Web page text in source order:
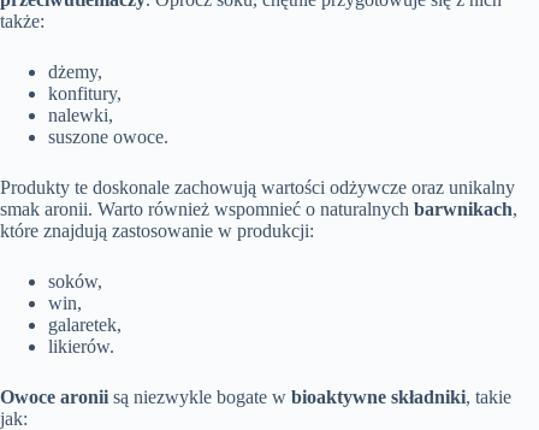
także:
dżemy,
konfitury,
nalewki,
suszone owoce.
Produkty te doskonale zachowują wartości odżywcze oraz unikalny
smak aronii. Warto również wspomnieć o naturalnych barwnikach,
które znajdują zastosowanie w produkcji:
soków,
win,
galaretek,
likierów.
Owoce aronii są niezwykle bogate w bioaktywne składniki, takie
jak: